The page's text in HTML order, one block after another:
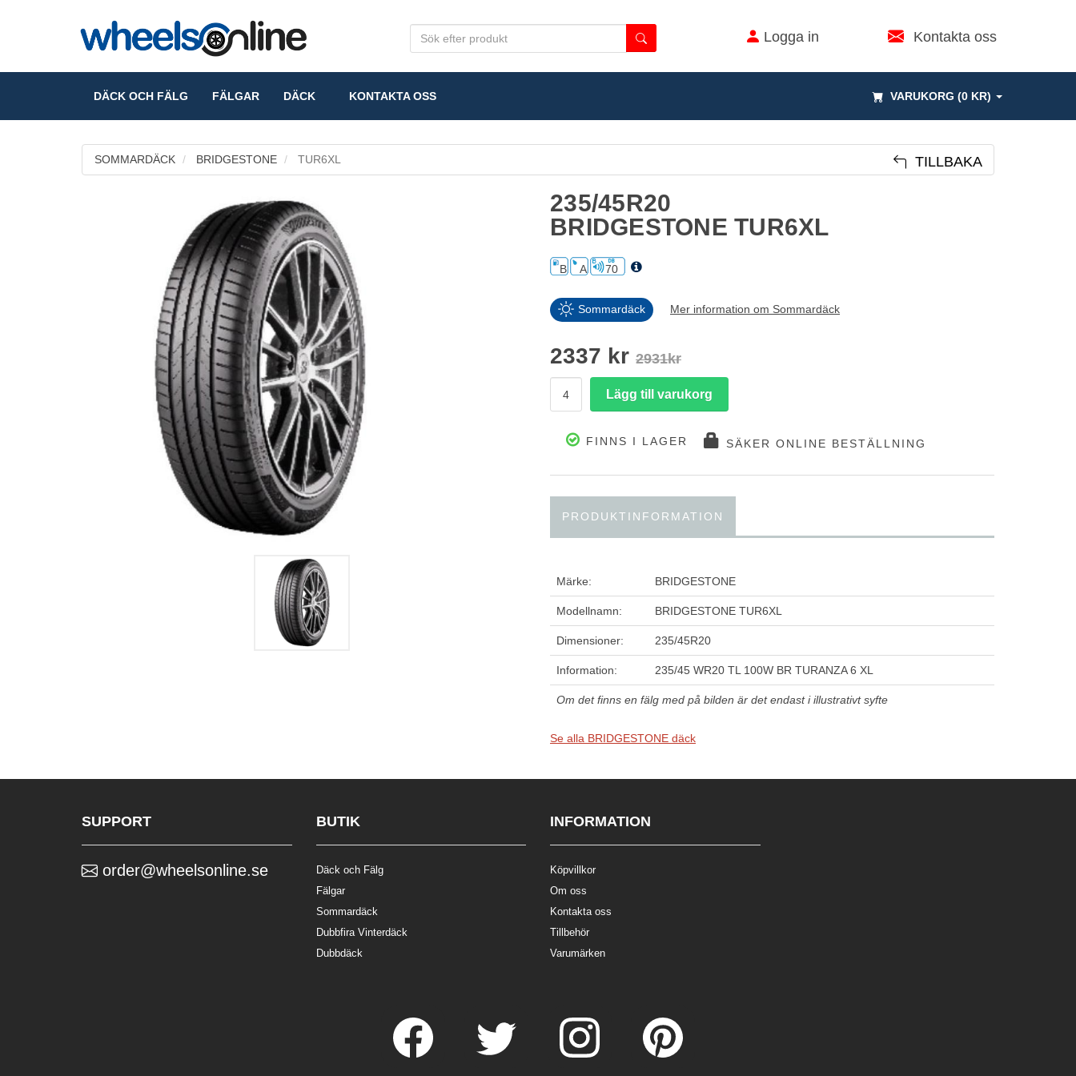
Logga in Kontakta oss
VARUKORG (0 KR)
DÄCK OCH FÄLG FÄLGAR DÄCK KONTAKTA OSS
SOMMARDÄCK BRIDGESTONE TUR6XL TILLBAKA
235/45R20
BRIDGESTONE TUR6XL
B A 70
Sommardäck Mer information om Sommardäck
2337 kr 2931kr
FINNS I LAGER SÄKER ONLINE BESTÄLLNING
PRODUKTINFORMATION
Märke: BRIDGESTONE
Modellnamn: BRIDGESTONE TUR6XL
Dimensioner: 235/45R20
Information: 235/45 WR20 TL 100W BR TURANZA 6 XL
Om det finns en fälg med på bilden är det endast i illustrativt syfte
Se alla BRIDGESTONE däck
SUPPORT
order@wheelsonline.se
BUTIK
Däck och Fälg
Fälgar
Sommardäck
Dubbfira Vinterdäck
Dubbdäck
INFORMATION
Köpvillkor
Om oss
Kontakta oss
Tillbehör
Varumärken